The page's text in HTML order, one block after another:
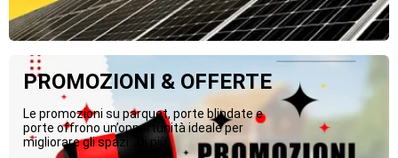
PROMOZIONI & OFFERTE
Le promozioni su parquet, porte blindate e
porte offrono un’opportunità ideale per
migliorare gli spazi...Di più